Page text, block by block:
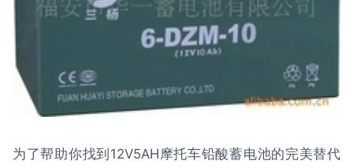
为了帮助你找到12V5AH摩托车铅酸蓄电池的完美替代